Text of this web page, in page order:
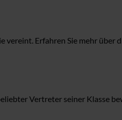
Erfahren Sie mehr über
Vertreter seiner Klasse